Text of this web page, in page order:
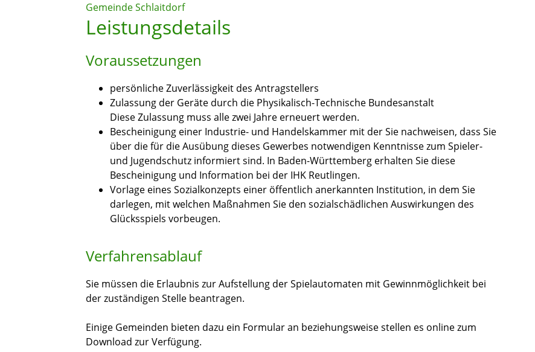
Gemeinde Schlaitdorf
Leistungsdetails
Voraussetzungen
persönliche Zuverlässigkeit des Antragstellers
Zulassung der Geräte durch die Physikalisch-Technische Bundesanstalt
Diese Zulassung muss alle zwei Jahre erneuert werden.
Bescheinigung einer Industrie- und Handelskammer mit der Sie nachweisen, dass Sie
über die für die Ausübung dieses Gewerbes notwendigen Kenntnisse zum Spieler-
und Jugendschutz informiert sind. In Baden-Württemberg erhalten Sie diese
Bescheinigung und Information bei der IHK Reutlingen.
Vorlage eines Sozialkonzepts einer öffentlich anerkannten Institution, in dem Sie
darlegen, mit welchen Maßnahmen Sie den sozialschädlichen Auswirkungen des
Glücksspiels vorbeugen.
Verfahrensablauf
Sie müssen die Erlaubnis zur Aufstellung der Spielautomaten mit Gewinnmöglichkeit bei
der zuständigen Stelle beantragen.
Einige Gemeinden bieten dazu ein Formular an beziehungsweise stellen es online zum
Download zur Verfügung.